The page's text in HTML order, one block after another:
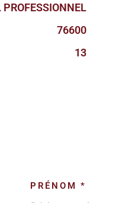
PROFESSIONNEL
76600
13
PRÉNOM *